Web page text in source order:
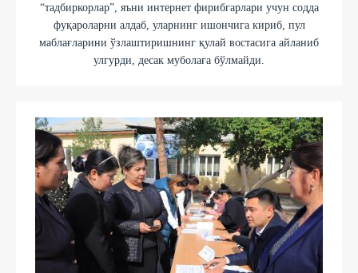
“тадбиркорлар”, яъни интернет фирибгарлари учун содда
фуқароларни алдаб, уларнинг ишончига кириб, пул
маблағларини ўзлаштиришнинг қулай востасига айланиб
улгурди, десак муболаға бўлмайди.